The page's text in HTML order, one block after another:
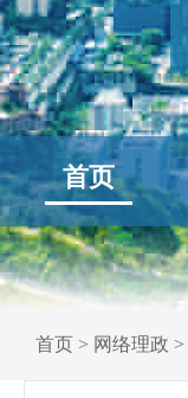
首页
首页 > 网络理政 >